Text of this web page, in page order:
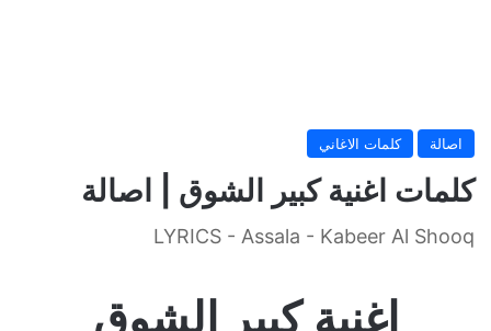
اصالة كلمات الاغاني
كلمات اغنية كبير الشوق | اصالة
LYRICS - Assala - Kabeer Al Shooq
اغنية كبير الشوق